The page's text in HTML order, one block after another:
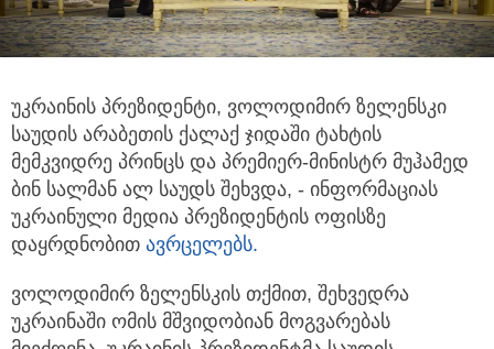
უკრაინის პრეზიდენტი, ვოლოდიმირ ზელენსკი
საუდის არაბეთის ქალაქ ჯიდაში ტახტის
მემკვიდრე პრინცს და პრემიერ-მინისტრ მუჰამედ
ბინ სალმან ალ საუდს შეხვდა, - ინფორმაციას
უკრაინული მედია პრეზიდენტის ოფისზე
დაყრდნობით ავრცელებს.
ვოლოდიმირ ზელენსკის თქმით, შეხვედრა
უკრაინაში ომის მშვიდობიან მოგვარებას